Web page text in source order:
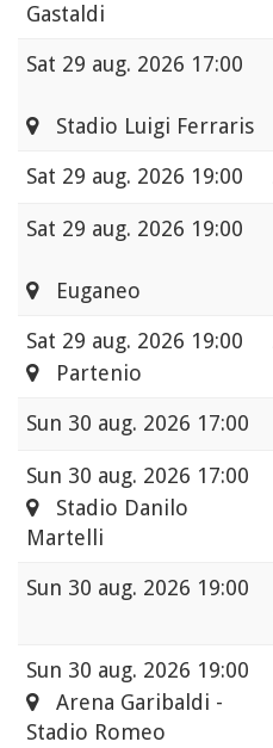
Gastaldi
Sat 29 aug. 2026 17:00
Stadio Luigi Ferraris
Sat 29 aug. 2026 19:00
Sat 29 aug. 2026 19:00
Euganeo
Sat 29 aug. 2026 19:00
Partenio
Sun 30 aug. 2026 17:00
Sun 30 aug. 2026 17:00
Stadio Danilo
Martelli
Sun 30 aug. 2026 19:00
Sun 30 aug. 2026 19:00
Arena Garibaldi -
Stadio Romeo